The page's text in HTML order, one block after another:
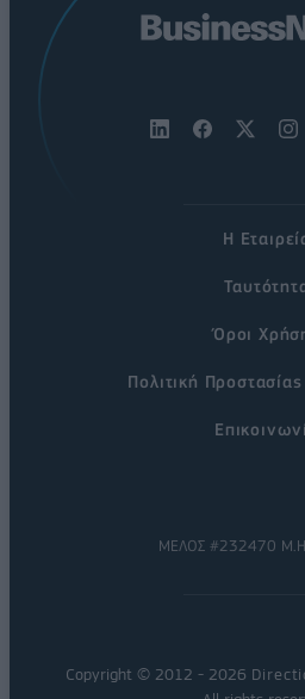
Η
Όροι
Πολιτική
ΜΕΛΟΣ #232470
Copyright © 2012 - 2026